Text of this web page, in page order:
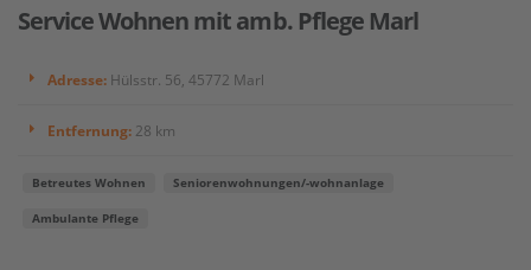
Service Wohnen mit amb. Pflege Marl
Adresse: Hülsstr. 56, 45772 Marl
Entfernung: 28 km
Betreutes Wohnen Seniorenwohnungen/-wohnanlage
Ambulante Pflege